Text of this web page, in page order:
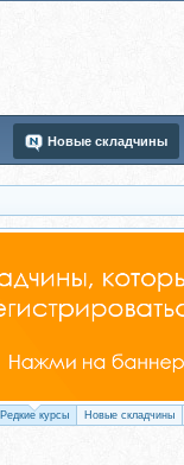
Новые складчины
Редкие курсы Новые складчины